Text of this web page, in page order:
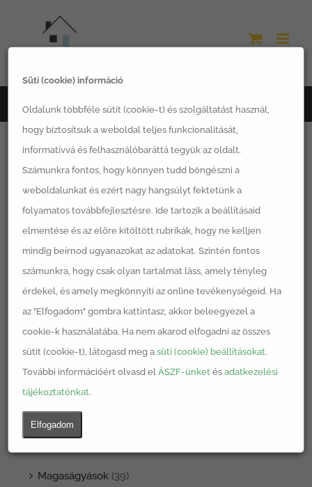
Süti (cookie) információ
Oldalunk többféle sütit (cookie-t) és szolgáltatást használ,
hogy biztosítsuk a weboldal teljes funkcionalitását,
informatívvá és felhasználóbaráttá tegyük az oldalt.
Számunkra fontos, hogy könnyen tudd böngészni a
weboldalunkat és ezért nagy hangsúlyt fektetünk a
folyamatos továbbfejlesztésre. Ide tartozik a beállításaid
elmentése és az előre kitöltött rubrikák, hogy ne kelljen
mindig beírnod ugyanazokat az adatokat. Szintén fontos
számunkra, hogy csak olyan tartalmat láss, amely tényleg
érdekel, és amely megkönnyíti az online tevékenységeid. Ha
az "Elfogadom" gombra kattintasz, akkor beleegyezel a
cookie-k használatába. Ha nem akarod elfogadni az összes
sütit (cookie-t), látogasd meg asüti (cookie) beállításokat.
További információért olvasd elÁSZF-ünket ésadatkezelési
tájékoztatónkat.
Elfogadom
Főoldal kisház
Egy termék se felelt meg a keresésnek.
Termékkategóriák
Egyéb (1)
Komposztáló (2)
Magaságyások (39)